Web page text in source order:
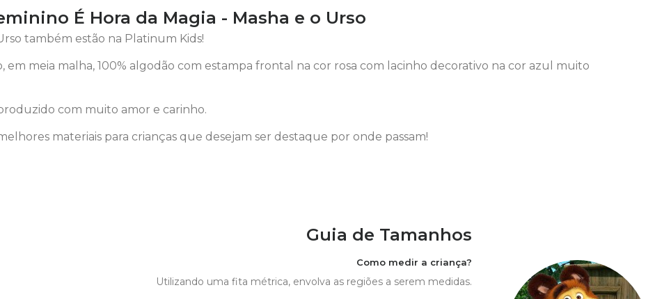
É Hora da Magia - Masha e o Urso
também estão na Platinum Kids!
em meia malha, 100% algodão com estampa frontal na cor rosa com lacinho decorativo na cor azul muito
com muito amor e carinho.
materiais para crianças que desejam ser destaque por onde passam!
Guia de Tamanhos
Como medir a criança?
Utilizando uma fita métrica, envolva as regiões a serem medidas.